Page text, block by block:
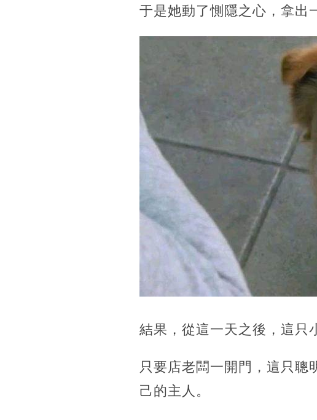
于是她動了惻隱之心，拿出
結果，從這一天之後，這只
只要店老闆一開門，這只聰
己的主人。